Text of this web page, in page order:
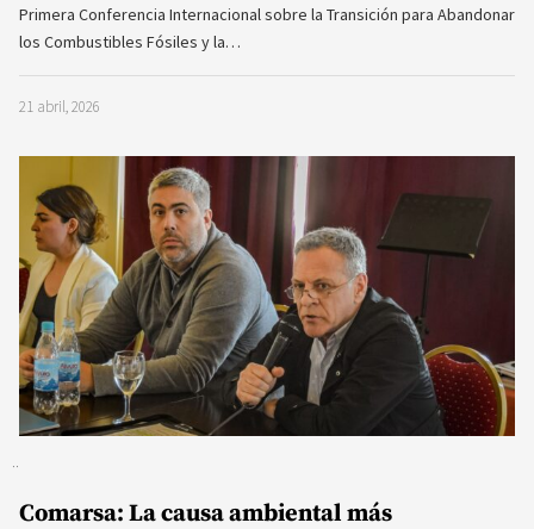
Primera Conferencia Internacional sobre la Transición para Abandonar
los Combustibles Fósiles y la…
21 abril, 2026
Comarsa: La causa ambiental más